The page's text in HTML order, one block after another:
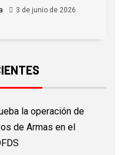
3 de junio de 2026
la operación de
de Armas en el